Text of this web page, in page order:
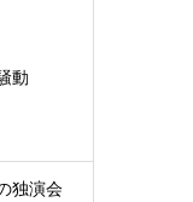
動
独演会